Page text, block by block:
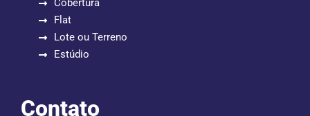
Cobertura
Flat
Lote ou Terreno
Estúdio
Contato